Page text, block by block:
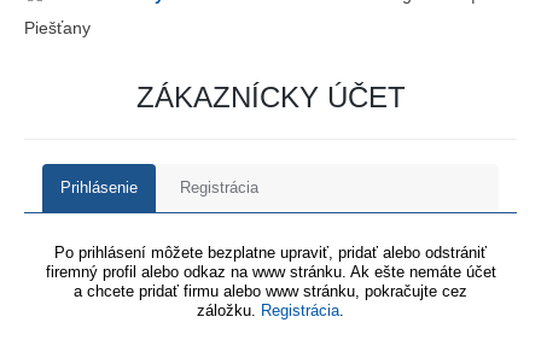
Piešťany
ZÁKAZNÍCKY ÚČET
Prihlásenie Registrácia
Po prihlásení môžete bezplatne upraviť, pridať alebo odstrániť
firemný profil alebo odkaz na www stránku. Ak ešte nemáte účet
a chcete pridať firmu alebo www stránku, pokračujte cez
záložku. Registrácia.